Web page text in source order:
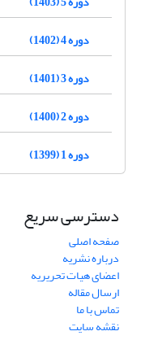
دوره 4 (1402)
دوره 3 (1401)
دوره 2 (1400)
دوره 1 (1399)
دسترسی سریع
صفحه اصلی
درباره نشریه
اعضای هیات تحریریه
ارسال مقاله
تماس با ما
نقشه سایت